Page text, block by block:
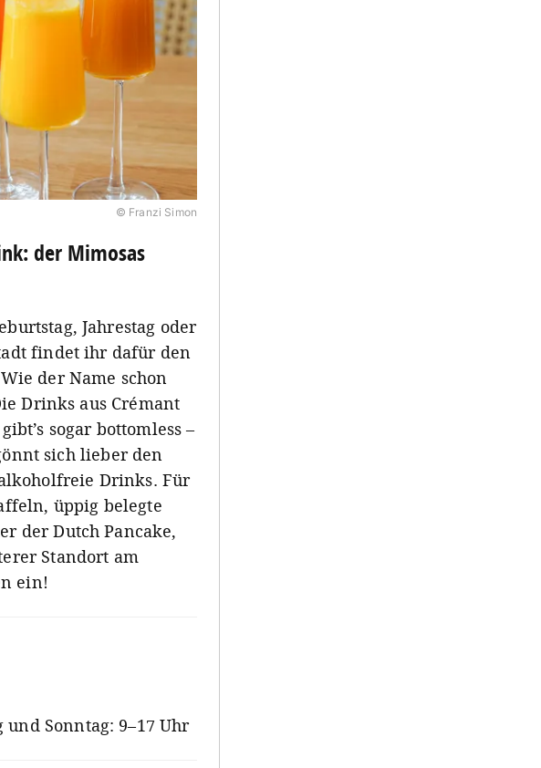
© Franzi Simon
der Mimosas
Jahrestag oder
findet ihr dafür den
der Name schon
Drinks aus Crémant
sogar bottomless –
sich lieber den
Drinks. Für
üppig belegte
der Dutch Pancake,
Standort am
ein!
und Sonntag: 9–17 Uhr